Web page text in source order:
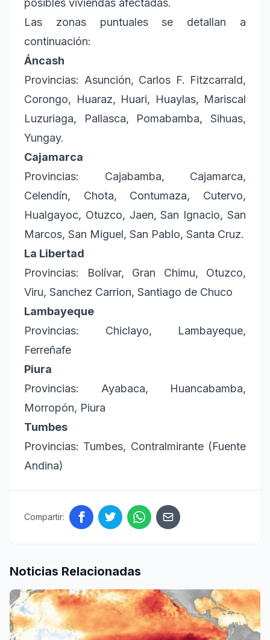
Las zonas puntuales se detallan a
continuación:
Áncash
Provincias: Asunción, Carlos F. Fitzcarrald,
Corongo, Huaraz, Huari, Huaylas, Mariscal
Luzuriaga, Pallasca, Pomabamba, Sihuas,
Yungay.
Cajamarca
Provincias: Cajabamba, Cajamarca,
Celendín, Chota, Contumaza, Cutervo,
Hualgayoc, Otuzco, Jaen, San Ignacio, San
Marcos, San Miguel, San Pablo, Santa Cruz.
La Libertad
Provincias: Bolívar, Gran Chimu, Otuzco,
Viru, Sanchez Carrion, Santiago de Chuco
Lambayeque
Provincias: Chiclayo, Lambayeque,
Ferreñafe
Piura
Provincias: Ayabaca, Huancabamba,
Morropón, Piura
Tumbes
Provincias: Tumbes, Contralmirante (Fuente
Andina)
Compartir:
Noticias Relacionadas